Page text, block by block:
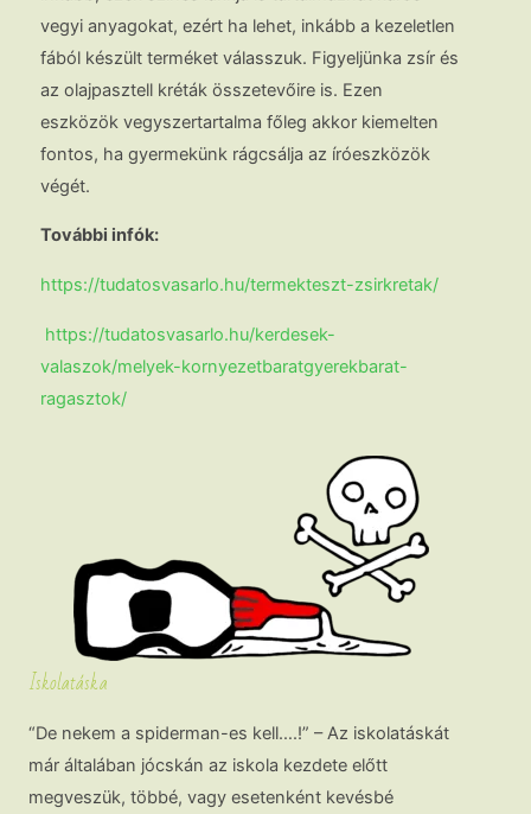
vegyi anyagokat, ezért ha lehet, inkább a kezeletlen
fából készült terméket válasszuk. Figyeljünka zsír és
az olajpasztell kréták összetevőire is. Ezen
eszközök vegyszertartalma főleg akkor kiemelten
fontos, ha gyermekünk rágcsálja az íróeszközök
végét.
További infók:
https://tudatosvasarlo.hu/termekteszt-zsirkretak/
https://tudatosvasarlo.hu/kerdesek-
valaszok/melyek-kornyezetbaratgyerekbarat-
ragasztok/
Iskolatáska
“De nekem a spiderman-es kell….!” – Az iskolatáskát
már általában jócskán az iskola kezdete előtt
megveszük, többé, vagy esetenként kevésbé